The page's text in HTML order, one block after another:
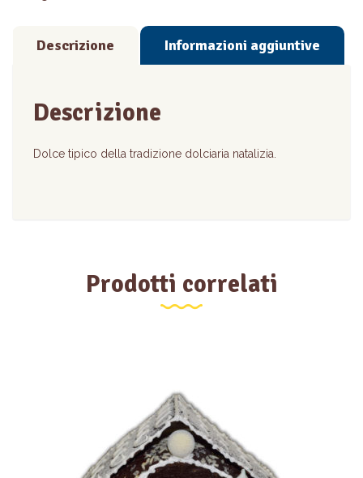
MoriDescrizione Informazioni aggiuntive
Descrizione
Dolce tipico della tradizione dolciaria natalizia.
Prodotti correlati